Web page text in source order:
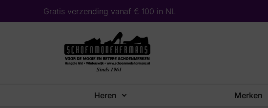
Gratis verzending vanaf € 100 in NL
Heren Merken